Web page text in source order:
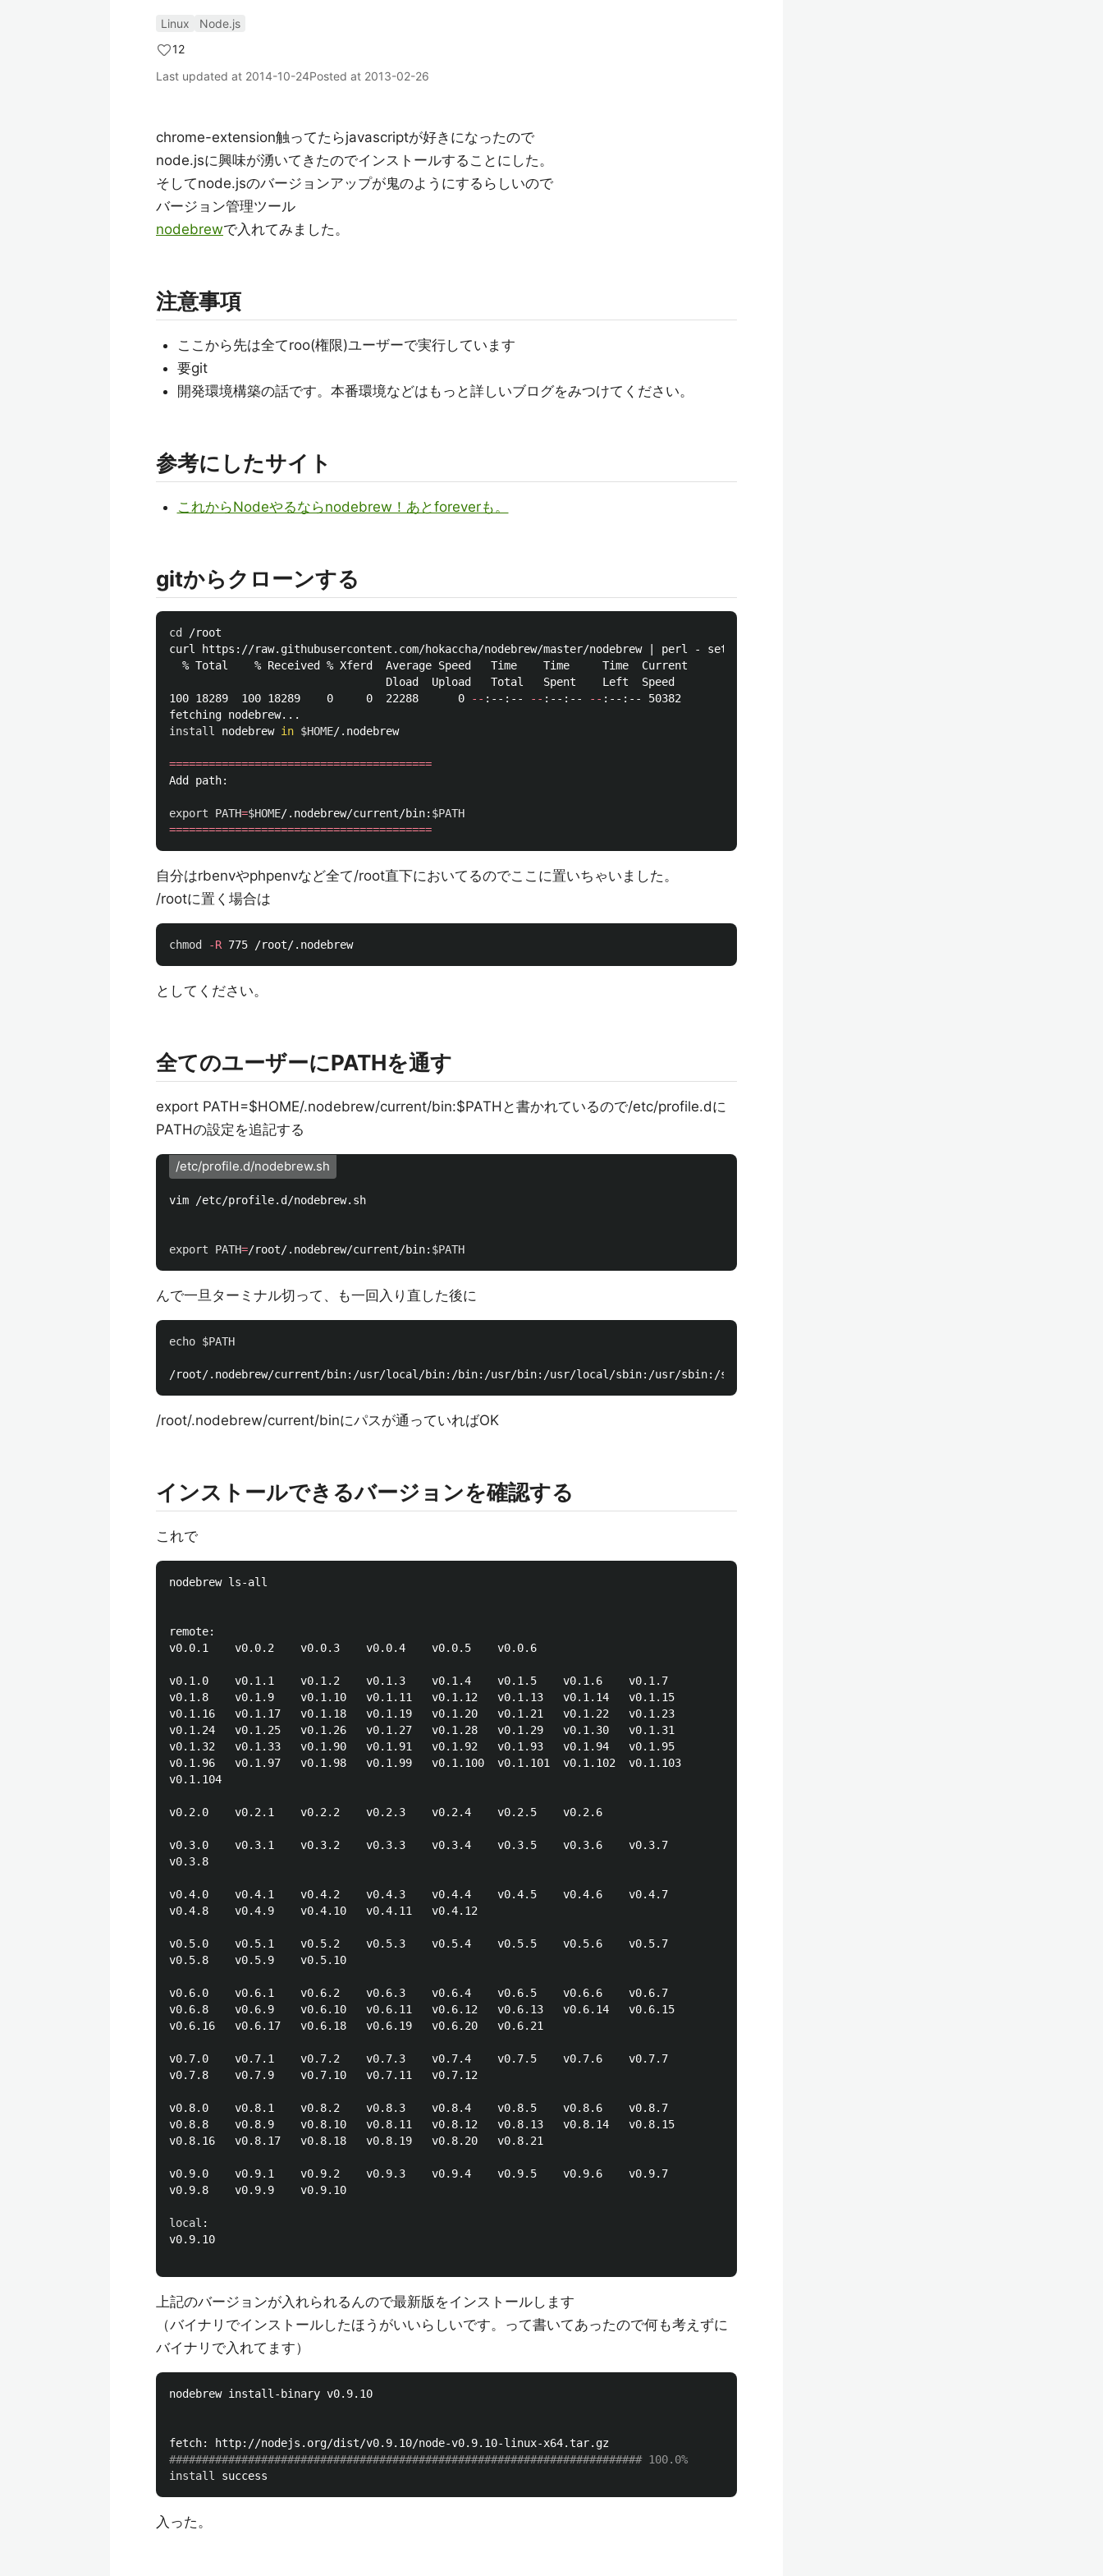
Linux
Node.js
12
Last updated at 2014-10-24Posted at 2013-02-26
chrome-extension触ってたらjavascriptが好きになったので
node.jsに興味が湧いてきたのでインストールすることにした。
そしてnode.jsのバージョンアップが鬼のようにするらしいので
バージョン管理ツール
nodebrewで入れてみました。
注意事項
ここから先は全てroo(権限)ユーザーで実行しています
要git
開発環境構築の話です。本番環境などはもっと詳しいブログをみつけてください。
参考にしたサイト
これからNodeやるならnodebrew！あとforeverも。
gitからクローンする
cd
/root
curl https://raw.githubusercontent.com/hokaccha/nodebrew/master/nodebrew | perl - setup
  % Total    % Received % Xferd  Average Speed   Time    Time     Time  Current
                                 Dload  Upload   Total   Spent    Left  Speed
100 18289  100 18289    0     0  22288      0
-- :--:-- -- :--:-- -- :--:-- 50382
install nodebrew in $HOME/.nodebrew
========================================
Add path:
export PATH=$HOME/.nodebrew/current/bin: $PATH
========================================
自分はrbenvやphpenvなど全て/root直下においてるのでここに置いちゃいました。
/rootに置く場合は
chmod -R
としてください。
全てのユーザーにPATHを通す
export PATH=$HOME/.nodebrew/current/bin:$PATHと書かれているので/etc/profile.dに
PATHの設定を追記する
/etc/profile.d/nodebrew.sh
vim /etc/profile.d/nodebrew.sh
export PATH=/root/.nodebrew/current/bin: $PATH
んで一旦ターミナル切って、も一回入り直した後に
echo $PATH
/root/.nodebrew/current/binにパスが通っていればOK
インストールできるバージョンを確認する
これで
nodebrew ls-all
remote:
v0.0.1    v0.0.2    v0.0.3    v0.0.4    v0.0.5    v0.0.6
v0.1.0    v0.1.1    v0.1.2    v0.1.3    v0.1.4    v0.1.5    v0.1.6    v0.1.7
v0.1.8    v0.1.9    v0.1.10   v0.1.11   v0.1.12   v0.1.13   v0.1.14   v0.1.15
v0.1.16   v0.1.17   v0.1.18   v0.1.19   v0.1.20   v0.1.21   v0.1.22   v0.1.23
v0.1.24   v0.1.25   v0.1.26   v0.1.27   v0.1.28   v0.1.29   v0.1.30   v0.1.31
v0.1.32   v0.1.33   v0.1.90   v0.1.91   v0.1.92   v0.1.93   v0.1.94   v0.1.95
v0.1.96   v0.1.97   v0.1.98   v0.1.99   v0.1.100  v0.1.101  v0.1.102  v0.1.103
v0.1.104
v0.2.0    v0.2.1    v0.2.2    v0.2.3    v0.2.4    v0.2.5    v0.2.6
v0.3.0    v0.3.1    v0.3.2    v0.3.3    v0.3.4    v0.3.5    v0.3.6    v0.3.7
v0.3.8
v0.4.0    v0.4.1    v0.4.2    v0.4.3    v0.4.4    v0.4.5    v0.4.6    v0.4.7
v0.4.8    v0.4.9    v0.4.10   v0.4.11   v0.4.12
v0.5.0    v0.5.1    v0.5.2    v0.5.3    v0.5.4    v0.5.5    v0.5.6    v0.5.7
v0.5.8    v0.5.9    v0.5.10
v0.6.0    v0.6.1    v0.6.2    v0.6.3    v0.6.4    v0.6.5    v0.6.6    v0.6.7
v0.6.8    v0.6.9    v0.6.10   v0.6.11   v0.6.12   v0.6.13   v0.6.14   v0.6.15
v0.6.16   v0.6.17   v0.6.18   v0.6.19   v0.6.20   v0.6.21
v0.7.0    v0.7.1    v0.7.2    v0.7.3    v0.7.4    v0.7.5    v0.7.6    v0.7.7
v0.7.8    v0.7.9    v0.7.10   v0.7.11   v0.7.12
v0.8.0    v0.8.1    v0.8.2    v0.8.3    v0.8.4    v0.8.5    v0.8.6    v0.8.7
v0.8.8    v0.8.9    v0.8.10   v0.8.11   v0.8.12   v0.8.13   v0.8.14   v0.8.15
v0.8.16   v0.8.17   v0.8.18   v0.8.19   v0.8.20   v0.8.21
v0.9.0    v0.9.1    v0.9.2    v0.9.3    v0.9.4    v0.9.5    v0.9.6    v0.9.7
v0.9.8    v0.9.9    v0.9.10
local :
v0.9.10
上記のバージョンが入れられるんので最新版をインストールします
（バイナリでインストールしたほうがいいらしいです。って書いてあったので何も考えずに
バイナリで入れてます）
nodebrew install-binary v0.9.10
######################################################################## 100.0%
install
入った。